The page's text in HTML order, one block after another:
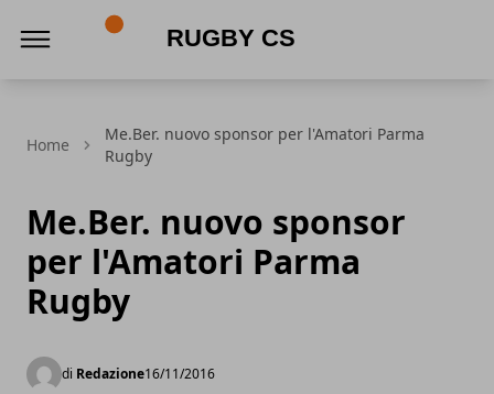
Home
Me.Ber. nuovo sponsor per l'Amatori Parma
Rugby
Me.Ber. nuovo sponsor
per l'Amatori Parma
Rugby
di Redazione16/11/2016